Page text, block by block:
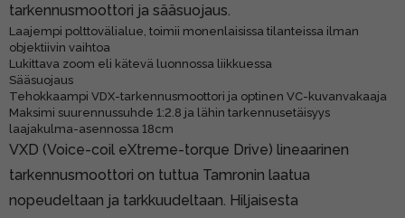
tarkennusmoottori ja sääsuojaus.
Laajempi polttovälialue, toimii monenlaisissa tilanteissa ilman
objektiivin vaihtoa
Lukittava zoom eli kätevä luonnossa liikkuessa
Sääsuojaus
Tehokkaampi VDX-tarkennusmoottori ja optinen VC-kuvanvakaaja
Maksimi suurennussuhde 1:2.8 ja lähin tarkennusetäisyys
laajakulma-asennossa 18cm
VXD (Voice-coil eXtreme-torque Drive) lineaarinen
tarkennusmoottori on tuttua Tamronin laatua
nopeudeltaan ja tarkkuudeltaan. Hiljaisesta